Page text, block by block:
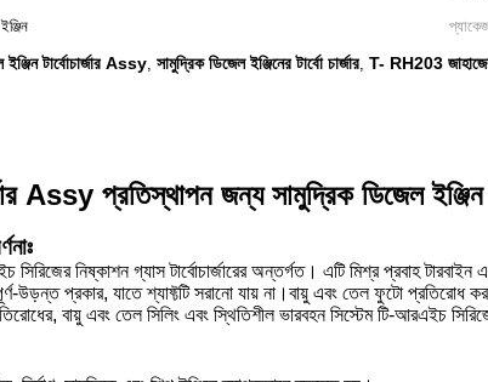
টার্বোচার্জার Assy, সামুদ্রিক ডিজেল ইঞ্জিনের টার্বো চার্জার, T- RH203
Assy প্রতিস্থাপন জন্য সামুদ্রিক ডিজেল ইঞ্জিন
নিষ্কাশন গ্যাস টার্বোচার্জারের অন্তর্গত। এটি মিশ্র প্রবাহ টারবাইন
উড়ন্ত প্রকার, যাতে শ্যাফ্টটি সরানো যায় না।বায়ু এবং তেল ফুটো প্রতিরোধ
বায়ু এবং তেল সিলিং এবং স্থিতিশীল ভারবহন সিস্টেম টি-আরএইচ সিরিজের